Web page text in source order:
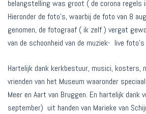
belangstelling was groot ( de corona regels
Hieronder de foto’s, waarbij de foto van 8
genomen, de fotograaf ( ik zelf ) vergat
van de schoonheid van de muziek- live foto’s
Hartelijk dank kerkbestuur, musici, kosters,
vrienden van het Museum waaronder
Meer en Aart van Bruggen. En hartelijk dank
september) uit handen van Marieke van